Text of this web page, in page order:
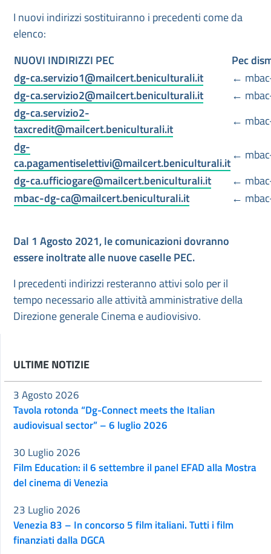
I nuovi indirizzi sostituiranno i precedenti come da
elenco:
NUOVI INDIRIZZI PEC
Pec
dg-ca.servizio1@mailcert.beniculturali.it
←
dg-ca.servizio2@mailcert.beniculturali.it
←
dg-ca.servizio2-
taxcredit@mailcert.beniculturali.it
←
dg-
ca.pagamentiselettivi@mailcert.beniculturali.it
←
dg-ca.ufficiogare@mailcert.beniculturali.it
←
mbac-dg-ca@mailcert.beniculturali.it
←
Dal 1 Agosto 2021, le comunicazioni dovranno
essere inoltrate alle nuove caselle PEC.
I precedenti indirizzi resteranno attivi solo per il
tempo necessario alle attività amministrative della
Direzione generale Cinema e audiovisivo.
ULTIME NOTIZIE
Tavola rotonda “Dg-Connect meets the Italian
audiovisual sector” – 6 luglio 2026
3 Agosto 2026
Film Education: il 6 settembre il panel EFAD alla Mostra
del cinema di Venezia
30 Luglio 2026
Venezia 83 – In concorso 5 film italiani. Tutti i film
finanziati dalla DGCA
23 Luglio 2026